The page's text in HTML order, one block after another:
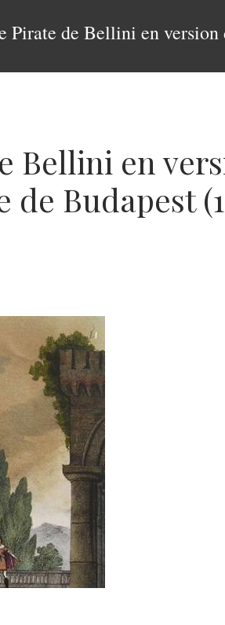
Pirate de Bellini en
Bellini en
de Budapest